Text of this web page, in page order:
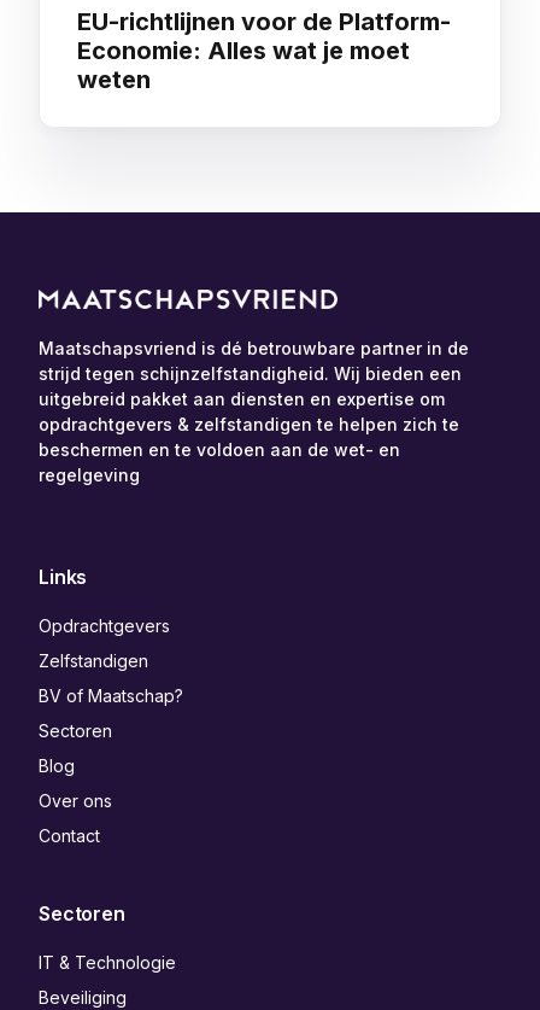
EU-richtlijnen voor de Platform-
Economie: Alles wat je moet
weten
Maatschapsvriend is dé betrouwbare partner in de
strijd tegen schijnzelfstandigheid. Wij bieden een
uitgebreid pakket aan diensten en expertise om
opdrachtgevers & zelfstandigen te helpen zich te
beschermen en te voldoen aan de wet- en
regelgeving
Links
Opdrachtgevers
Zelfstandigen
BV of Maatschap?
Sectoren
Blog
Over ons
Contact
Sectoren
IT & Technologie
Beveiliging